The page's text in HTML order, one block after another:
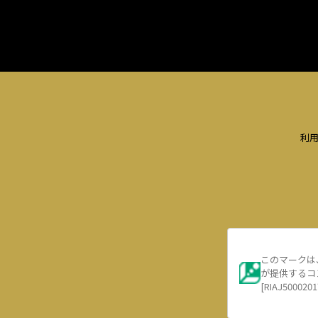
利
このマーク
が提供する